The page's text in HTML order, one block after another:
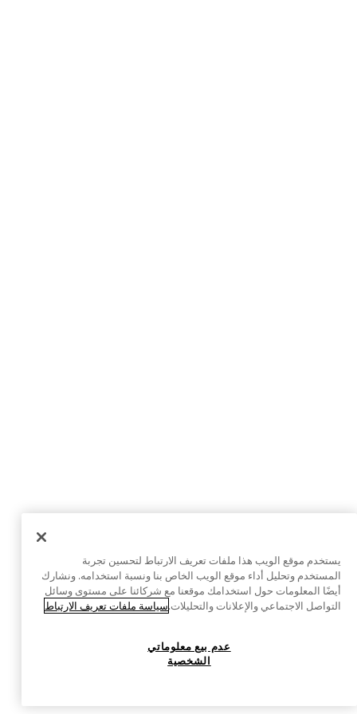
يستخدم موقع الويب هذا ملفات تعريف الارتباط لتحسين تجربة
المستخدم وتحليل أداء موقع الويب الخاص بنا ونسبة استخدامه. ونشارك
أيضًا المعلومات حول استخدامك موقعنا مع شركائنا على مستوى وسائل
التواصل الاجتماعي والإعلانات والتحليلات.سياسة ملفات تعريف الارتباط
عدم بيع معلوماتي
الشخصية